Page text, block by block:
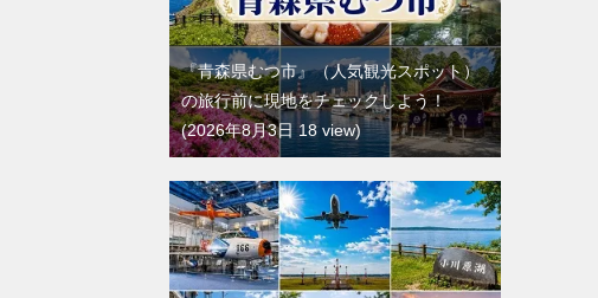
『青森県むつ市』（人気観光スポット）
の旅行前に現地をチェックしよう！
2026年8月3日 18 view